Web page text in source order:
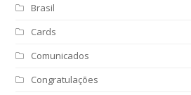
Brasil
Cards
Comunicados
Congratulações